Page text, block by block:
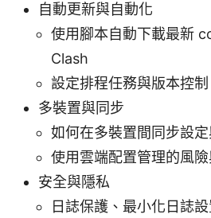
自動更新與自動化
使用腳本自動下載最新
Clash
設定排程任務與版本控制
多裝置與同步
如何在多裝置間同步設
使用雲端配置管理的風
安全與隱私
日誌保護、最小化日誌